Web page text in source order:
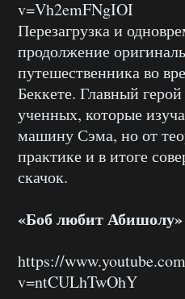
v=Vh2emFNgIOI
Перезагрузка и
продолжение
путешественника во
Беккете. Главный
ученных, которые
машину Сэма, но от
практике и в итоге
скачок.
«Боб любит Абишолу»
https://
v=ntCULhTwOhY